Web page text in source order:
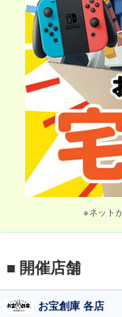
※ネット
■ 開催店舗
お宝創庫 各店